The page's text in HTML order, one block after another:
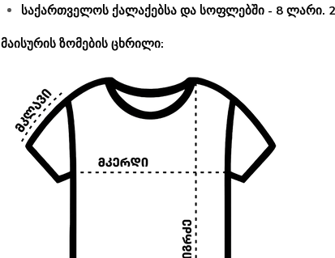
საქართველოს ქალაქებსა და სოფლებში - 8 ლარი.
მაისურის ზომების ცხრილი: